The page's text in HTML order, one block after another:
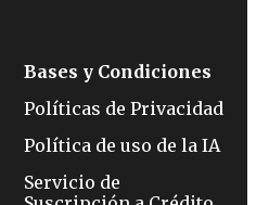
Bases y Condiciones
Políticas de Privacidad
Política de uso de la IA
Servicio de